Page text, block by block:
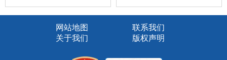
网站地图
联系我们
关于我们
版权声明